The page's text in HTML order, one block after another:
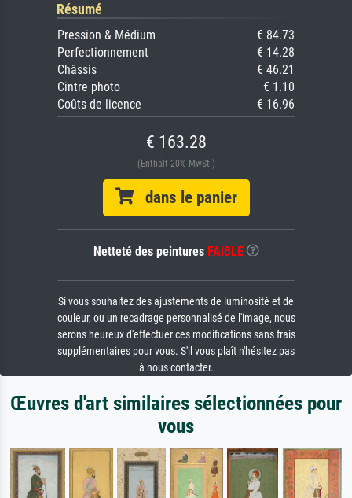
Résumé
Pression & Médium
€ 84.73
Perfectionnement
€ 14.28
Châssis
€ 46.21
Cintre photo
€ 1.10
Coûts de licence
€ 16.96
€ 163.28
(Enthält 20% MwSt.)
dans le panier
Netteté des peintures FAIBLE
Si vous souhaitez des ajustements de luminosité et de
couleur, ou un recadrage personnalisé de l'image, nous
serons heureux d'effectuer ces modifications sans frais
supplémentaires pour vous. S'il vous plaît n'hésitez pas
à nous contacter.
Œuvres d'art similaires sélectionnées pour
vous